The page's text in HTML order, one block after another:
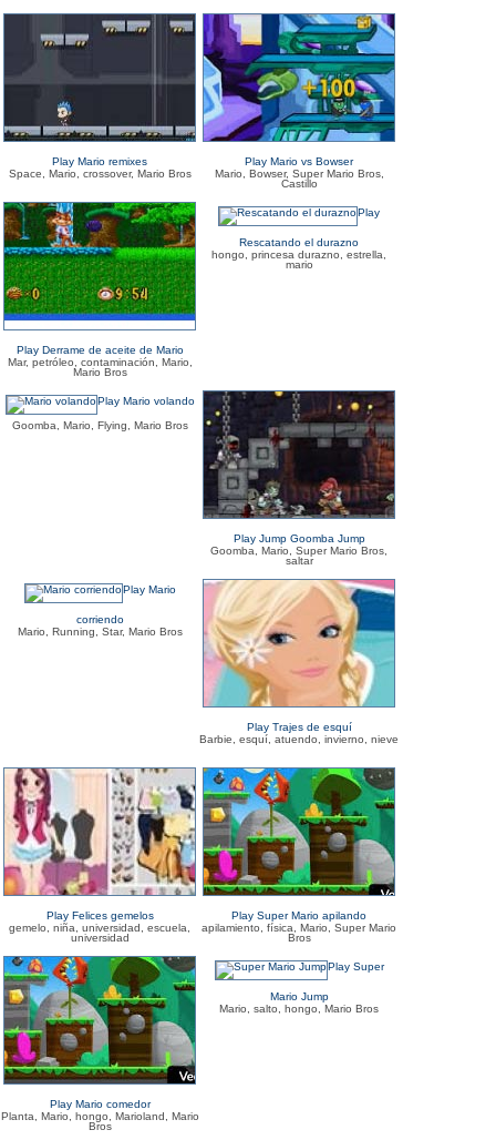
Play Mario remixes
Space, Mario, crossover, Mario Bros
Play Mario vs Bowser
Mario, Bowser, Super Mario Bros,
Castillo
Play Derrame de aceite de Mario
Mar, petróleo, contaminación, Mario,
Mario Bros
Play
Rescatando el durazno
hongo, princesa durazno, estrella,
mario
Play Mario volando
Goomba, Mario, Flying, Mario Bros
Play Jump Goomba Jump
Goomba, Mario, Super Mario Bros,
saltar
Play Mario
corriendo
Mario, Running, Star, Mario Bros
Play Trajes de esquí
Barbie, esquí, atuendo, invierno, nieve
Play Felices gemelos
gemelo, niña, universidad, escuela,
universidad
Play Super Mario apilando
apilamiento, física, Mario, Super Mario
Bros
Play Mario comedor
Planta, Mario, hongo, Marioland, Mario
Bros
Play Super
Mario Jump
Mario, salto, hongo, Mario Bros